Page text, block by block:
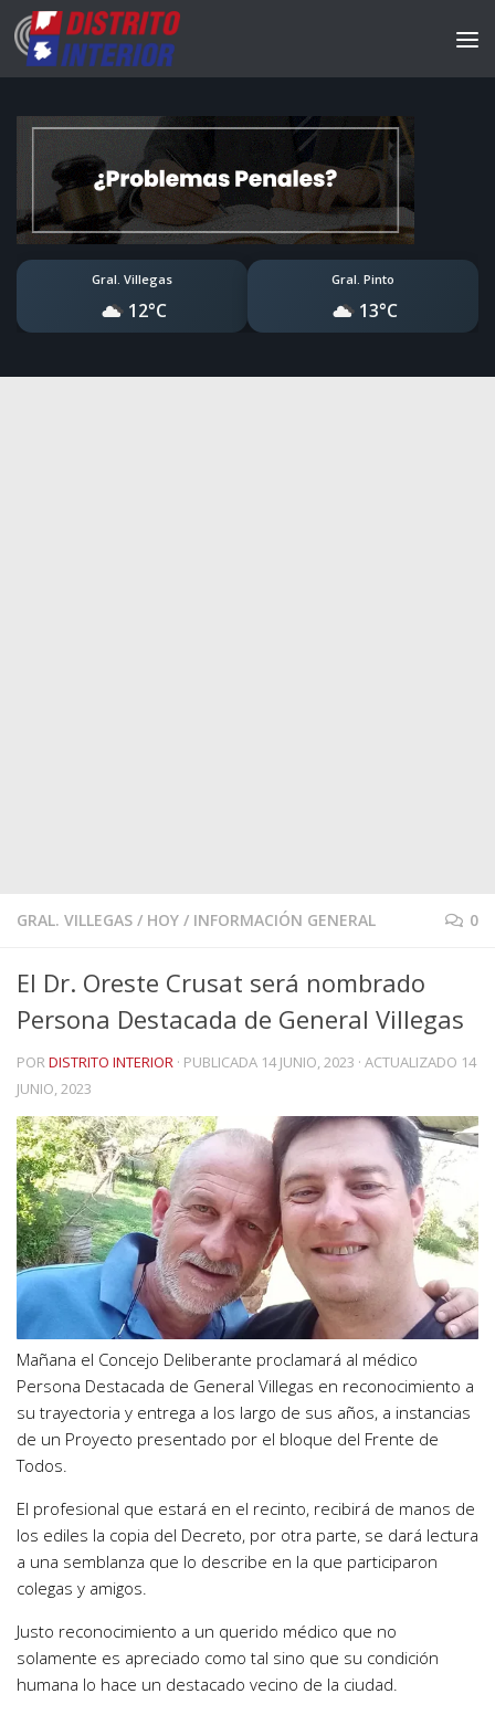
Gral. Villegas
12°C
Gral. Pinto
13°C
GRAL. VILLEGAS / HOY / INFORMACIÓN GENERAL 0
El Dr. Oreste Crusat será nombrado
Persona Destacada de General Villegas
PORDISTRITO INTERIOR · PUBLICADA 14 JUNIO, 2023 · ACTUALIZADO 14
JUNIO, 2023
Mañana el Concejo Deliberante proclamará al médico
Persona Destacada de General Villegas en reconocimiento a
su trayectoria y entrega a los largo de sus años, a instancias
de un Proyecto presentado por el bloque del Frente de
Todos.
El profesional que estará en el recinto, recibirá de manos de
los ediles la copia del Decreto, por otra parte, se dará lectura
a una semblanza que lo describe en la que participaron
colegas y amigos.
Justo reconocimiento a un querido médico que no
solamente es apreciado como tal sino que su condición
humana lo hace un destacado vecino de la ciudad.